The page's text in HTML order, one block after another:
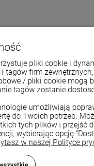
50 cm x
pliki cookie i
tagów firm
/ pliki cookie mogą
tagów zostanie
umożliwiają
do Twoich potrzeb.
tych plików i przejść
wybierając opcję
w naszej Polityce